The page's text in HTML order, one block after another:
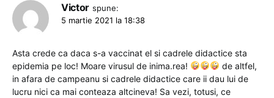
Victor spune:
5 martie 2021 la 18:38
Asta crede ca daca s-a vaccinat el si cadrele didactice sta
epidemia pe loc! Moare virusul de inima.rea!
de altfel,
in afara de campeanu si cadrele didactice care ii dau lui de
lucru nici ca mai conteaza altcineva! Sa vezi, totusi, ce